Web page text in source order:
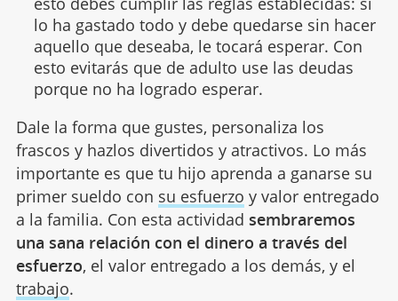
lo ha gastado todo y debe quedarse sin hacer
aquello que deseaba, le tocará esperar. Con
esto evitarás que de adulto use las deudas
porque no ha logrado esperar.
Dale la forma que gustes, personaliza los
frascos y hazlos divertidos y atractivos. Lo más
importante es que tu hijo aprenda a ganarse su
primer sueldo con su esfuerzo y valor entregado
a la familia. Con esta actividad sembraremos
una sana relación con el dinero a través del
esfuerzo, el valor entregado a los demás, y el
trabajo.